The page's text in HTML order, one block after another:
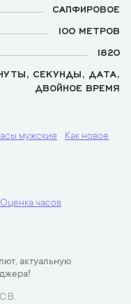
САПФИРОВОЕ
100 МЕТРОВ
1820
СЕКУНДЫ, ДАТА,
ДВОЙНОЕ ВРЕМЯ
мужские
Как новое
Оценка часов
актуальную